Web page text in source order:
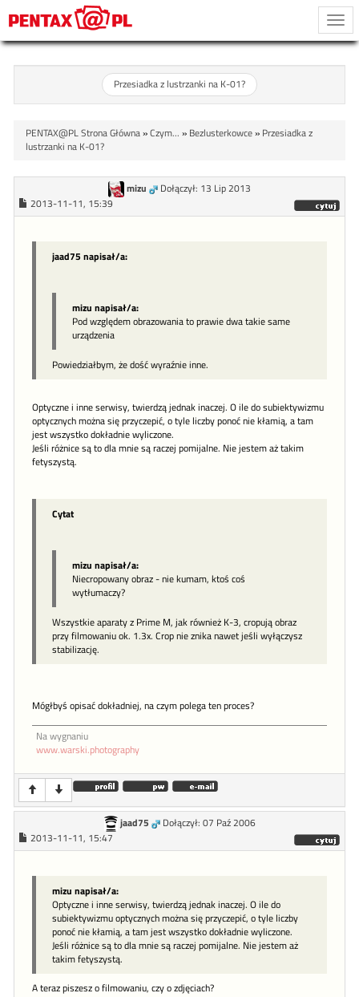
Przesiadka z lustrzanki na K-01?
PENTAX@PL Strona Główna»Czym... » Bezlusterkowce» Przesiadka z
lustrzanki na K-01?
mizu
Dołączył: 13 Lip 2013
2013-11-11, 15:39
jaad75 napisał/a:
mizu napisał/a:
Pod względem obrazowania to prawie dwa takie same
urządzenia
Powiedziałbym, że dość wyraźnie inne.
Optyczne i inne serwisy, twierdzą jednak inaczej. O ile do subiektywizmu
optycznych można się przyczepić, o tyle liczby ponoć nie kłamią, a tam
jest wszystko dokładnie wyliczone.
Jeśli różnice są to dla mnie są raczej pomijalne. Nie jestem aż takim
fetyszystą.
Cytat
mizu napisał/a:
Niecropowany obraz - nie kumam, ktoś coś
wytłumaczy?
Wszystkie aparaty z Prime M, jak również K-3, cropują obraz
przy filmowaniu ok. 1.3x. Crop nie znika nawet jeśli wyłączysz
stabilizację.
Mógłbyś opisać dokładniej, na czym polega ten proces?
Na wygnaniu
www.warski.photography
jaad75
Dołączył: 07 Paź 2006
2013-11-11, 15:47
mizu napisał/a:
Optyczne i inne serwisy, twierdzą jednak inaczej. O ile do
subiektywizmu optycznych można się przyczepić, o tyle liczby
ponoć nie kłamią, a tam jest wszystko dokładnie wyliczone.
Jeśli różnice są to dla mnie są raczej pomijalne. Nie jestem aż
takim fetyszystą.
A teraz piszesz o filmowaniu, czy o zdjęciach?